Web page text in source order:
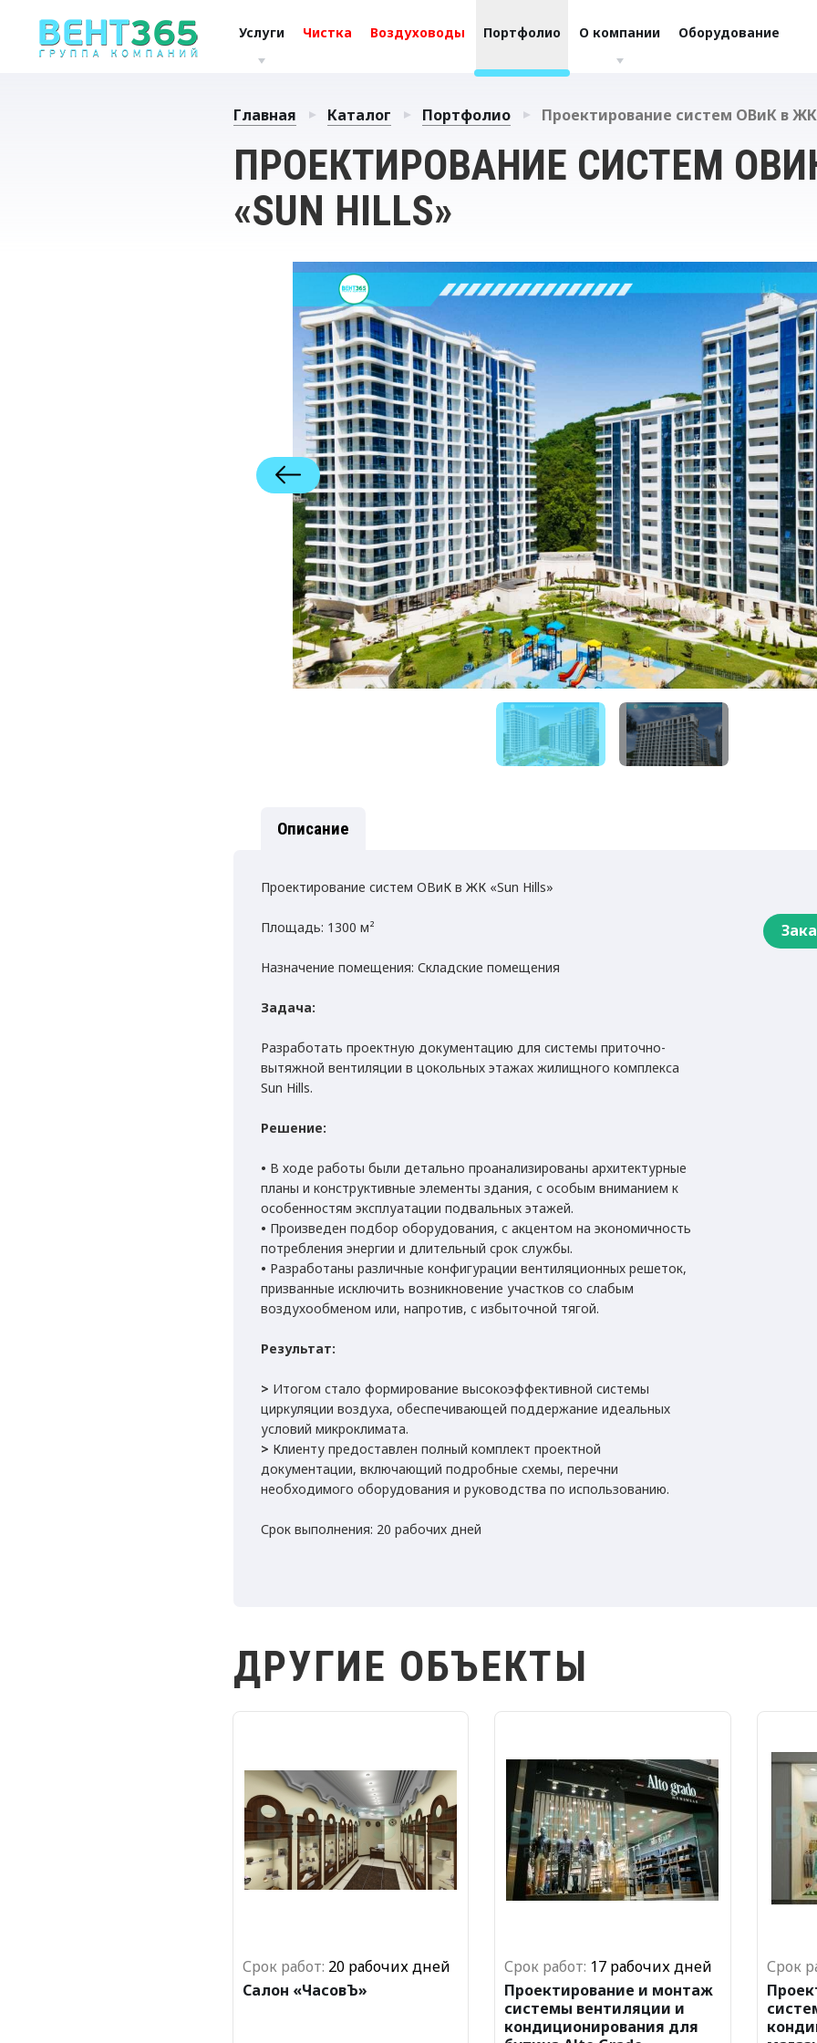
Услуги Чистка Воздуховоды Портфолио О компании Оборудование
Главная Каталог Портфолио Проектирование систем ОВиК в ЖК
ПРОЕКТИРОВАНИЕ СИСТЕМ
«SUN HILLS»
Описание
Проектирование систем ОВиК в ЖК «Sun Hills»
Площадь: 1300 м²
Назначение помещения: Складские помещения
Задача:
Разработать проектную документацию для системы приточно-
вытяжной вентиляции в цокольных этажах жилищного комплекса
Sun Hills.
Решение:
• В ходе работы были детально проанализированы архитектурные
планы и конструктивные элементы здания, с особым вниманием к
особенностям эксплуатации подвальных этажей.
• Произведен подбор оборудования, с акцентом на экономичность
потребления энергии и длительный срок службы.
• Разработаны различные конфигурации вентиляционных решеток,
призванные исключить возникновение участков со слабым
воздухообменом или, напротив, с избыточной тягой.
Результат:
> Итогом стало формирование высокоэффективной системы
циркуляции воздуха, обеспечивающей поддержание идеальных
условий микроклимата.
> Клиенту предоставлен полный комплект проектной
документации, включающий подробные схемы, перечни
необходимого оборудования и руководства по использованию.
Срок выполнения: 20 рабочих дней
ДРУГИЕ ОБЪЕКТЫ
Срок работ: 20 рабочих дней
Салон «ЧасовЪ»
Срок работ: 17 рабочих дней
Проектирование и монтаж
системы вентиляции и
кондиционирования для
Срок